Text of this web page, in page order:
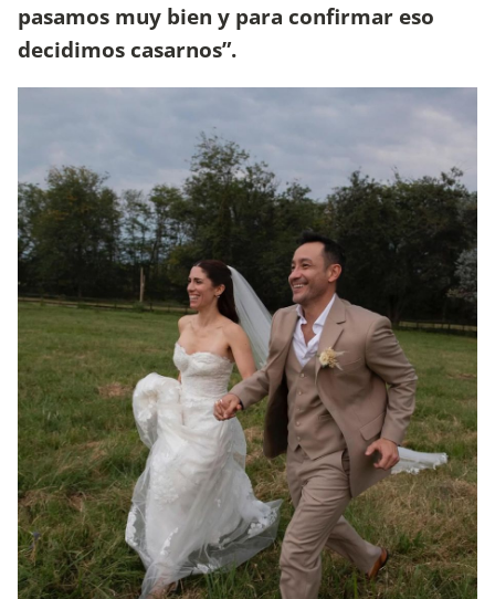
pasamos muy bien y para confirmar eso
decidimos casarnos”.